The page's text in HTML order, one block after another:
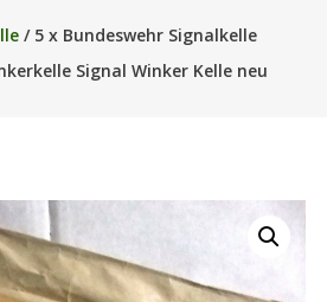
/ 5 x Bundeswehr Signalkelle
Signal Winker Kelle neu